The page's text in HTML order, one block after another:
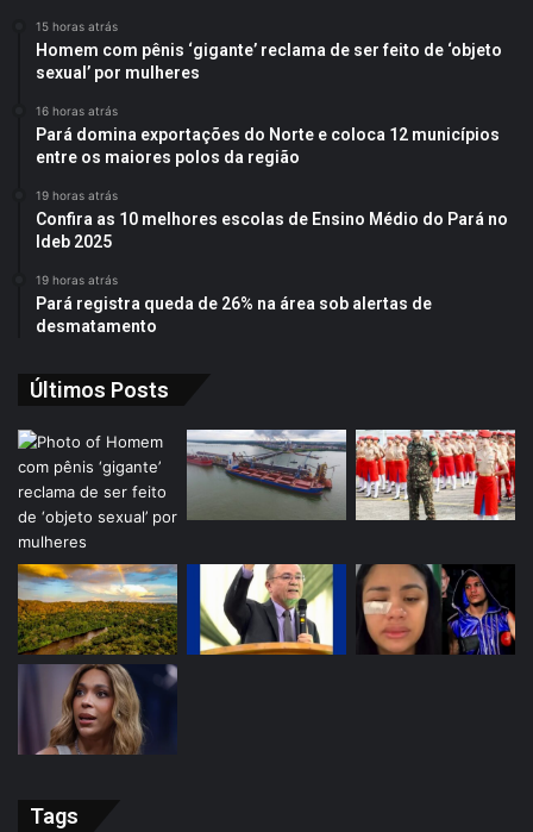
15 horas atrás
Homem com pênis ‘gigante’ reclama de ser feito de ‘objeto
sexual’ por mulheres
16 horas atrás
Pará domina exportações do Norte e coloca 12 municípios
entre os maiores polos da região
19 horas atrás
Confira as 10 melhores escolas de Ensino Médio do Pará no
Ideb 2025
19 horas atrás
Pará registra queda de 26% na área sob alertas de
desmatamento
Últimos Posts
Tags